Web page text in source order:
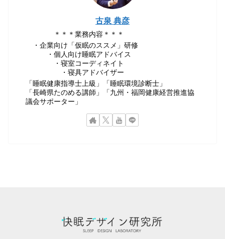
古泉 典彦
＊＊＊業務内容＊＊＊
・企業向け「仮眠のススメ」研修
・個人向け睡眠アドバイス
・寝室コーディネイト
・寝具アドバイザー
「睡眠健康指導士上級」「睡眠環境診断士」
「長崎県たのめる講師」「九州・福岡健康経営推進協
議会サポーター」